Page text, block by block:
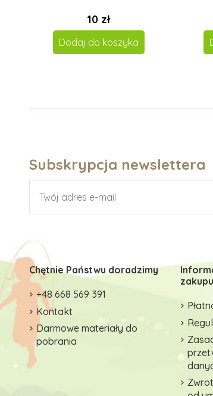
10 zł
Dodaj do koszyka
Subskrypcja newslettera
Chętnie Państwu doradzimy
+48 668 569 391
Kontakt
Darmowe materiały do
pobrania
zakupu